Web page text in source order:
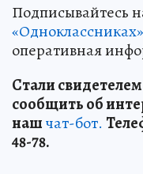
Подписывайтесь
«Одноклассниках»
оперативная
Стали
сообщить об
нашчат-бот.
48-78.